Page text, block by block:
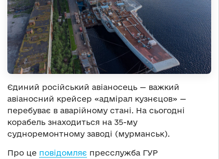
Єдиний російський авіаносець — важкий
авіаносний крейсер «адмірал кузнєцов» —
перебуває в аварійному стані. На сьогодні
корабель знаходиться на 35-му
судноремонтному заводі (мурманськ).
Про це повідомляє пресслужба ГУР